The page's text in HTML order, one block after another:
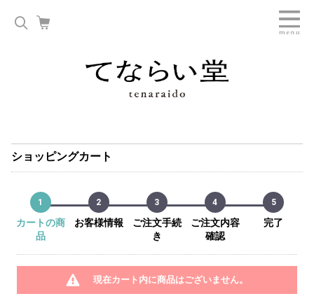
ショッピングカート
1
カートの商
品
2
お客様情報
3
ご注文手続
き
4
ご注文内容
確認
5
完了
現在カート内に商品はございません。